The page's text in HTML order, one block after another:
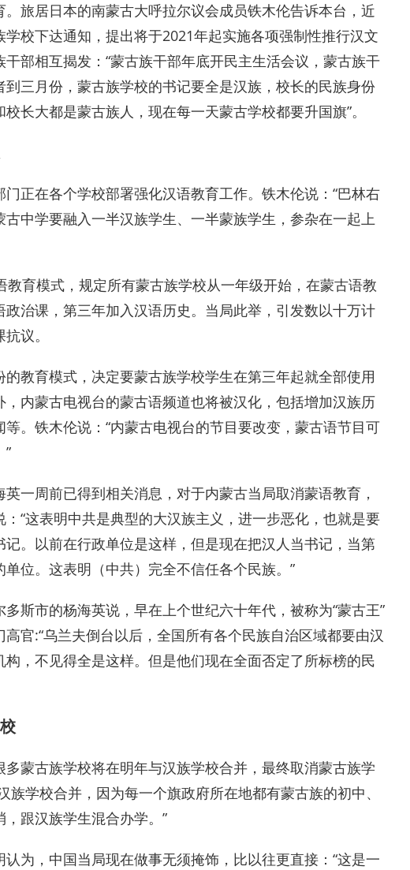
旅居日本的南蒙古大呼拉尔议会成员铁木伦告诉本台，近
校下达通知，提出将于2021年起实施各项强制性推行汉文
部相互揭发：“蒙古族干部年底开民主生活会议，蒙古族干
三月份，蒙古族学校的书记要全是汉族，校长的民族身份
长大都是蒙古族人，现在每一天蒙古学校都要升国旗”。
正在各个学校部署强化汉语教育工作。铁木伦说：“巴林右
中学要融入一半汉族学生、一半蒙族学生，参杂在一起上
育模式，规定所有蒙古族学校从一年级开始，在蒙古语教
治课，第三年加入汉语历史。当局此举，引发数以十万计
议。
教育模式，决定要蒙古族学校学生在第三年起就全部使用
内蒙古电视台的蒙古语频道也将被汉化，包括增加汉族历
。铁木伦说：“内蒙古电视台的节目要改变，蒙古语节目可
”
一周前已得到相关消息，对于内蒙古当局取消蒙语教育，
“这表明中共是典型的大汉族主义，进一步恶化，也就是要
。以前在行政单位是这样，但是现在把汉人当书记，当第
位。这表明（中共）完全不信任各个民族。”
斯市的杨海英说，早在上个世纪六十年代，被称为“蒙古王”
官:“乌兰夫倒台以后，全国所有各个民族自治区域都要由汉
，不见得全是这样。但是他们现在全面否定了所标榜的民
蒙古族学校将在明年与汉族学校合并，最终取消蒙古族学
族学校合并，因为每一个旗政府所在地都有蒙古族的初中、
跟汉族学生混合办学。”
为，中国当局现在做事无须掩饰，比以往更直接：“这是一